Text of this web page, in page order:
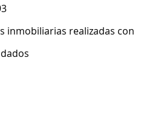
inmobiliarias realizadas con